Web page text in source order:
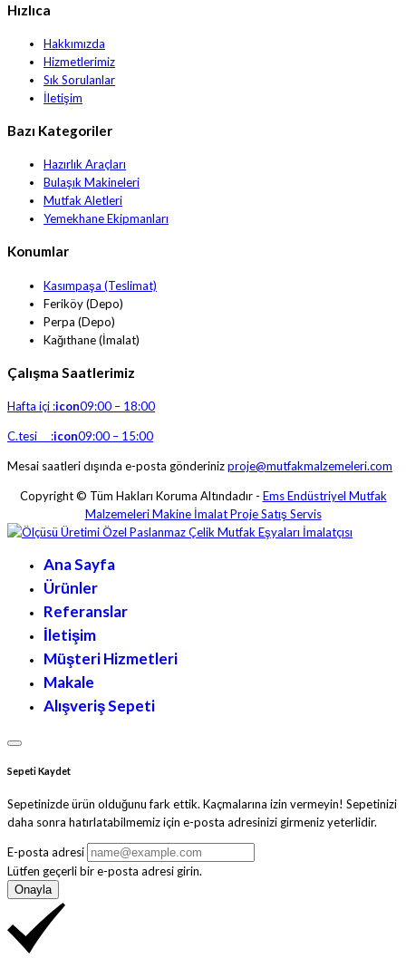
Hızlıca
Hakkımızda
Hizmetlerimiz
Sık Sorulanlar
İletişim
Bazı Kategoriler
Hazırlık Araçları
Bulaşık Makineleri
Mutfak Aletleri
Yemekhane Ekipmanları
Konumlar
Kasımpaşa (Teslimat)
Feriköy (Depo)
Perpa (Depo)
Kağıthane (İmalat)
Çalışma Saatlerimiz
Hafta içi :icon09:00 – 18:00
C.tesi :icon09:00 – 15:00
Mesai saatleri dışında e-posta gönderinizproje@mutfakmalzemeleri.com
Copyright © Tüm Hakları Koruma Altındadır - Ems Endüstriyel Mutfak
Malzemeleri Makine İmalat Proje Satış Servis
Ana Sayfa
Ürünler
Referanslar
İletişim
Müşteri Hizmetleri
Makale
Alışveriş Sepeti
Sepeti Kaydet
Sepetinizde ürün olduğunu fark ettik. Kaçmalarına izin vermeyin! Sepetinizi
daha sonra hatırlatabilmemiz için e-posta adresinizi girmeniz yeterlidir.
E-posta adresi
Lütfen geçerli bir e-posta adresi girin.
Onayla